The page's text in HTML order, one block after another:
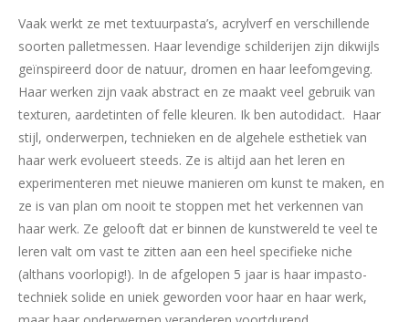
Vaak werkt ze met textuurpasta’s, acrylverf en verschillende
soorten palletmessen. Haar levendige schilderijen zijn dikwijls
geïnspireerd door de natuur, dromen en haar leefomgeving.
Haar werken zijn vaak abstract en ze maakt veel gebruik van
texturen, aardetinten of felle kleuren. Ik ben autodidact. Haar
stijl, onderwerpen, technieken en de algehele esthetiek van
haar werk evolueert steeds. Ze is altijd aan het leren en
experimenteren met nieuwe manieren om kunst te maken, en
ze is van plan om nooit te stoppen met het verkennen van
haar werk. Ze gelooft dat er binnen de kunstwereld te veel te
leren valt om vast te zitten aan een heel specifieke niche
(althans voorlopig!). In de afgelopen 5 jaar is haar impasto-
techniek solide en uniek geworden voor haar en haar werk,